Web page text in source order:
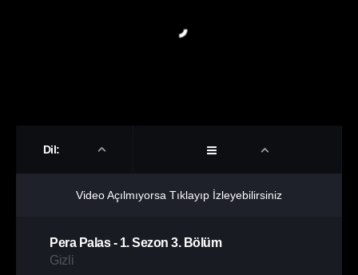
Dil:
Video Açılmıyorsa Tıklayıp İzleyebilirsiniz
Pera Palas- 1. Sezon 3. Bölüm
Gizli